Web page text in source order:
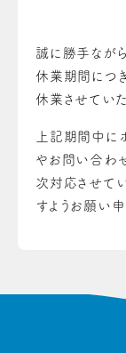
誠に勝手なが
休業期間につ
休業させていた
上記期間中に
やお問い合わ
次対応させてい
すようお願い申